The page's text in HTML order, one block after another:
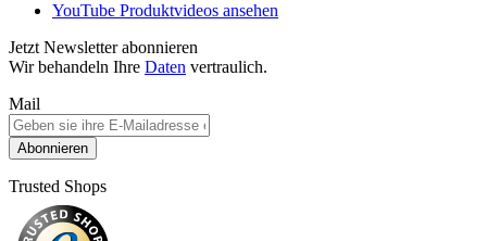
YouTube Produktvideos ansehen
Jetzt Newsletter abonnieren
Wir behandeln Ihre Daten vertraulich.
Mail
Abonnieren
Trusted Shops